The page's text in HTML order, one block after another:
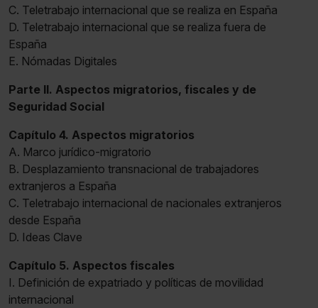
C. Teletrabajo internacional que se realiza en España
D. Teletrabajo internacional que se realiza fuera de
España
E. Nómadas Digitales
Parte II. Aspectos migratorios, fiscales y de
Seguridad Social
Capítulo 4. Aspectos migratorios
A. Marco jurídico-migratorio
B. Desplazamiento transnacional de trabajadores
extranjeros a España
C. Teletrabajo internacional de nacionales extranjeros
desde España
D. Ideas Clave
Capítulo 5. Aspectos fiscales
I. Definición de expatriado y políticas de movilidad
internacional